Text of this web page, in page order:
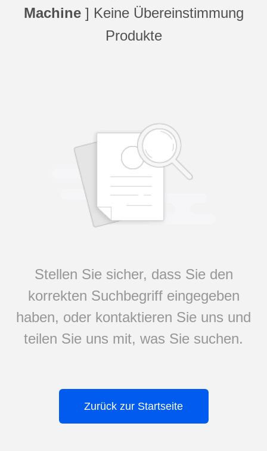
Machine] Keine Übereinstimmung
Produkte
Stellen Sie sicher, dass Sie den
korrekten Suchbegriff eingegeben
haben, oder kontaktieren Sie uns und
teilen Sie uns mit, was Sie suchen.
Zurück zur Startseite